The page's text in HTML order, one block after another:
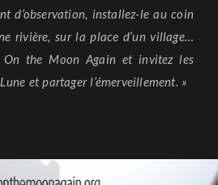
d’observation, installez-le au coin
rivière, sur la place d’un village…
On the Moon Again et invitez les
et partager l’émerveillement. »